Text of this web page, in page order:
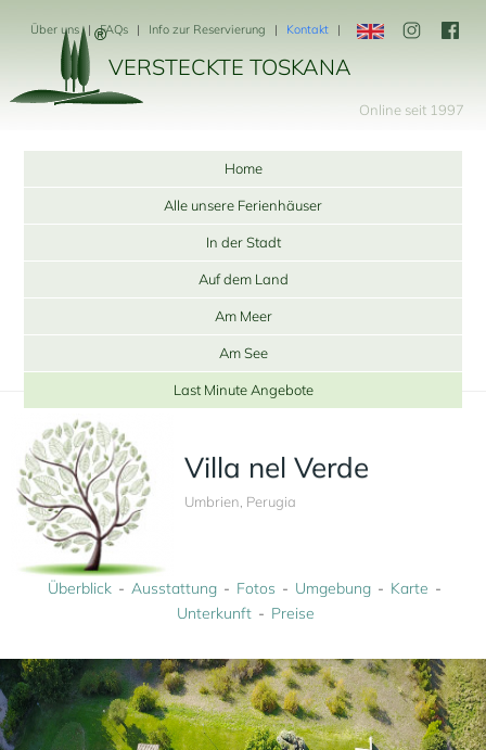
VERSTECKTE TOSKANA
Über uns FAQs Info zur Reservierung Kontakt
Online seit 1997
Home
Alle unsere Ferienhäuser
In der Stadt
Auf dem Land
Am Meer
Am See
Last Minute Angebote
Villa nel Verde
Umbrien, Perugia
Überblick Ausstattung Fotos Umgebung
Karte
Unterkunft
Preise